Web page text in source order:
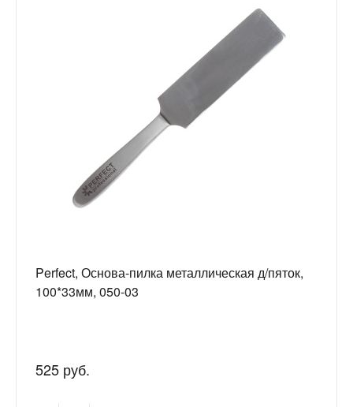
Perfect, Основа-пилка металлическая д/пяток,
100*33мм, 050-03
525 руб.